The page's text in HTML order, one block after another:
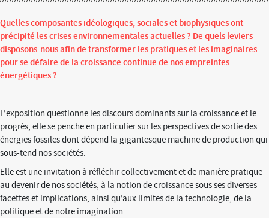
Quelles composantes idéologiques, sociales et biophysiques ont
précipité les crises environnementales actuelles ? De quels leviers
disposons-nous afin de transformer les pratiques et les imaginaires
pour se défaire de la croissance continue de nos empreintes
énergétiques ?
L’exposition questionne les discours dominants sur la croissance et le
progrès, elle se penche en particulier sur les perspectives de sortie des
énergies fossiles dont dépend la gigantesque machine de production qui
sous-tend nos sociétés.
Elle est une invitation à réfléchir collectivement et de manière pratique
au devenir de nos sociétés, à la notion de croissance sous ses diverses
facettes et implications, ainsi qu’aux limites de la technologie, de la
politique et de notre imagination.